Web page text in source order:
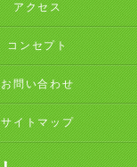
アクセス
コンセプト
お問い合わせ
サイトマップ